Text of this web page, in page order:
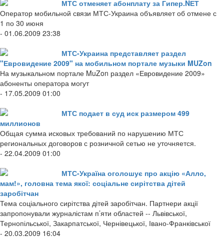
МТС отменяет абонплату за Гипер.NЕТ
Оператор мобильной связи МТС-Украина объявляет об отмене с
1 по 30 июня
- 01.06.2009 23:38
МТС-Украина представляет раздел
"Евровидение 2009" на мобильном портале музыки MUZon
На музыкальном портале MuZon раздел «Евровидение 2009»
абоненты оператора могут
- 17.05.2009 01:00
МТС подает в суд иск размером 499
миллионов
Общая сумма исковых требований по нарушению МТС
региональных договоров с розничной сетью не уточняется.
- 22.04.2009 01:00
МТС-Україна оголошує про акцію «Алло,
мам!», головна тема якої: соціальне сирітства дітей
заробітчан
Тема соціального сирітства дітей заробітчан. Партнери акції
запропонували журналістам п’яти областей -- Львівської,
Тернопільської, Закарпатської, Чернівецької, Івано-Франківської
- 20.03.2009 16:04